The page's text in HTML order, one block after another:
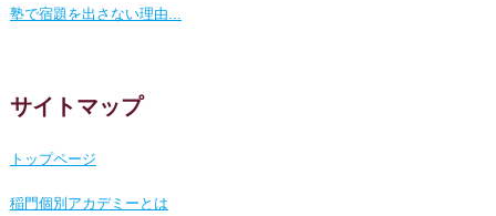
塾で宿題を出さない理由...
サイトマップ
トップページ
稲門個別アカデミーとは